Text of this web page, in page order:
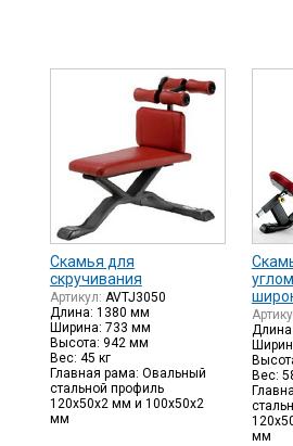
Скамья для
скручивания
Артикул: AVTJ3050
Длина: 1380 мм
Ширина: 733 мм
Высота: 942 мм
Вес: 45 кг
Главная рама: Овальный
стальной профиль
120х50х2 мм и 100х50х2
мм
Вес:
мм